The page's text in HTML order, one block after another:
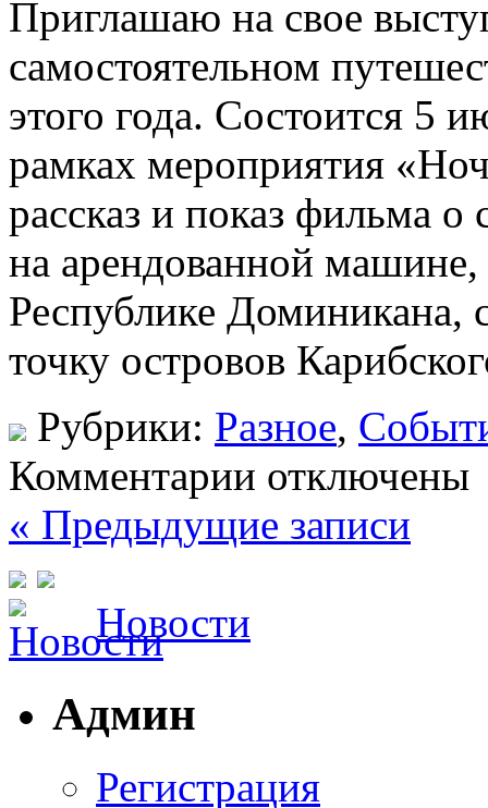
Приглашаю на свое
самостоятельном
этого года. Состоится 5
рамках мероприятия
рассказ и показ фильма
на арендованной
Республике
точку островов
Рубрики: Разное,
Комментарии отключены
« Предыдущие записи
Новости
Админ
Регистрация